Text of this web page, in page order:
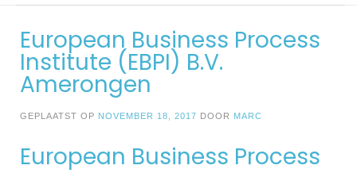
European Business Process
Institute (EBPI) B.V.
Amerongen
GEPLAATST OP NOVEMBER 18, 2017 DOOR MARC
European Business Process